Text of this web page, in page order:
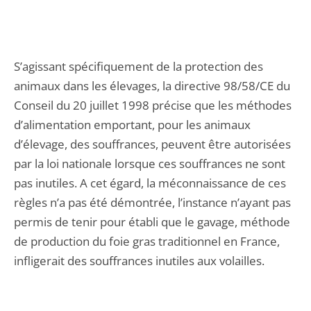
S’agissant spécifiquement de la protection des
animaux dans les élevages, la directive 98/58/CE du
Conseil du 20 juillet 1998 précise que les méthodes
d’alimentation emportant, pour les animaux
d’élevage, des souffrances, peuvent être autorisées
par la loi nationale lorsque ces souffrances ne sont
pas inutiles. A cet égard, la méconnaissance de ces
règles n’a pas été démontrée, l’instance n’ayant pas
permis de tenir pour établi que le gavage, méthode
de production du foie gras traditionnel en France,
infligerait des souffrances inutiles aux volailles.